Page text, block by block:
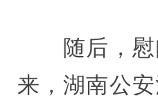
随后，慰问
来，湖南公